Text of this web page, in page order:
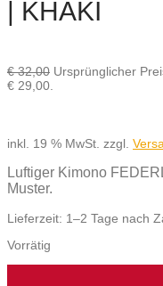
| KHAKI
€32,00 Ursprünglicher
€ 29,00.
inkl. 19 % MwSt. zzgl.
Luftiger Kimono
Muster.
Lieferzeit: 1–2 Tage nach
Vorrätig